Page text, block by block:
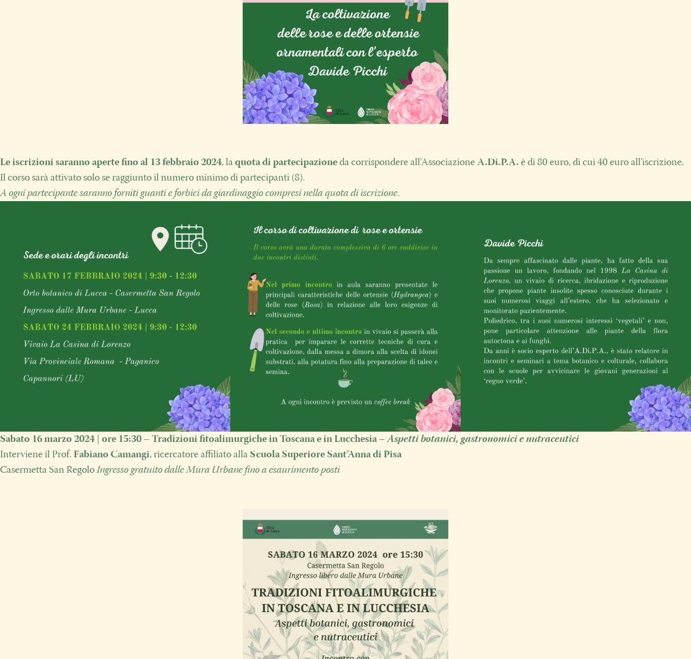
Le iscrizioni saranno aperte fino al 13 febbraio 2024, la quota di partecipazione da corrispondere all’Associazione A.Di.P.A. è di 80 euro, di cui 40 euro all’iscrizione.
Il corso sarà attivato solo se raggiunto il numero minimo di partecipanti (8).
A ogni partecipante saranno forniti guanti e forbici da giardinaggio compresi nella quota di iscrizione.
Sabato 16 marzo 2024 ore 15:30 – Tradizioni fitoalimurgiche in Toscana e in Lucchesia –Aspetti botanici, gastronomici e nutraceutici
Interviene il Prof. Fabiano Camangi, ricercatore affiliato alla Scuola Superiore Sant’Anna di Pisa
Casermetta San RegoloIngresso gratuito dalle Mura Urbane fino a esaurimento posti